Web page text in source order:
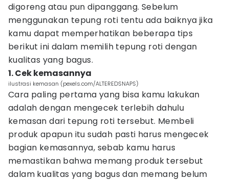
digoreng atau pun dipanggang. Sebelum
menggunakan tepung roti tentu ada baiknya jika
kamu dapat memperhatikan beberapa tips
berikut ini dalam memilih tepung roti dengan
kualitas yang bagus.
1. Cek kemasannya
ilustrasi kemasan (pexels.com/ALTEREDSNAPS)
Cara paling pertama yang bisa kamu lakukan
adalah dengan mengecek terlebih dahulu
kemasan dari tepung roti tersebut. Membeli
produk apapun itu sudah pasti harus mengecek
bagian kemasannya, sebab kamu harus
memastikan bahwa memang produk tersebut
dalam kualitas yang bagus dan memang belum